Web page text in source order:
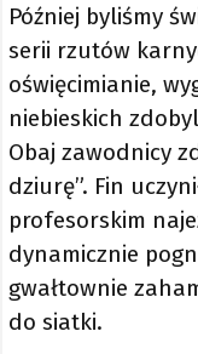
Później byliśmy
serii rzutów
oświęcimianie,
niebieskich
Obaj zawodnicy
dziurę”. Fin
profesorskim
dynamicznie
gwałtownie
do siatki.